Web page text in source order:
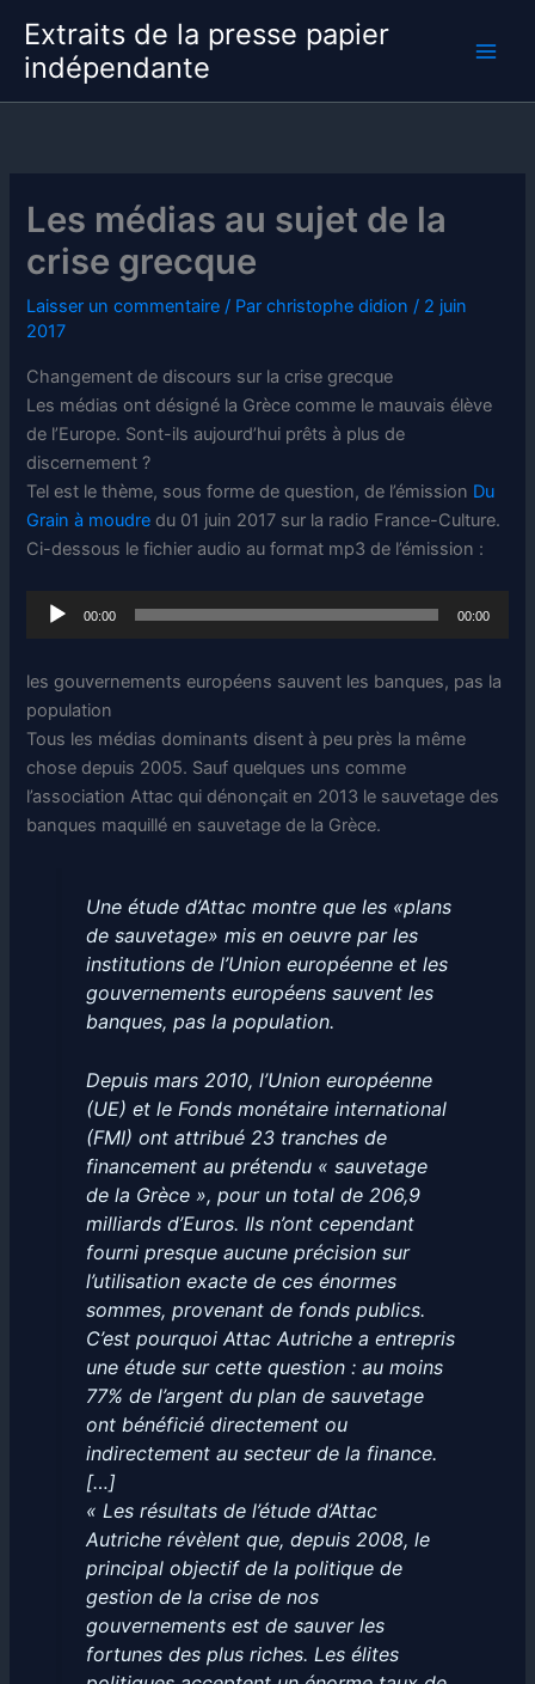
contenu
Extraits de la presse papier
indépendante
Les médias au sujet de la
crise grecque
Laisser un commentaire / Parchristophe didion / 2 juin
2017
Changement de discours sur la crise grecque
Les médias ont désigné la Grèce comme le mauvais élève
de l’Europe. Sont-ils aujourd’hui prêts à plus de
discernement ?
Tel est le thème, sous forme de question, de l’émission Du
Grain à moudre du 01 juin 2017 sur la radio France-Culture.
Ci-dessous le fichier audio au format mp3 de l’émission :
Lecteur
00:00 00:00
les gouvernements européens sauvent les banques, pas la
population
Tous les médias dominants disent à peu près la même
chose depuis 2005. Sauf quelques uns comme
l’association Attac qui dénonçait en 2013 le sauvetage des
banques maquillé en sauvetage de la Grèce.
Une étude d’Attac montre que les «plans
de sauvetage» mis en oeuvre par les
institutions de l’Union européenne et les
gouvernements européens sauvent les
banques, pas la population.
Depuis mars 2010, l’Union européenne
(UE) et le Fonds monétaire international
(FMI) ont attribué 23 tranches de
financement au prétendu « sauvetage
de la Grèce », pour un total de 206,9
milliards d’Euros. Ils n’ont cependant
fourni presque aucune précision sur
l’utilisation exacte de ces énormes
sommes, provenant de fonds publics.
C’est pourquoi Attac Autriche a entrepris
une étude sur cette question : au moins
77% de l’argent du plan de sauvetage
ont bénéficié directement ou
indirectement au secteur de la finance.
[…]
« Les résultats de l’étude d’Attac
Autriche révèlent que, depuis 2008, le
principal objectif de la politique de
gestion de la crise de nos
gouvernements est de sauver les
fortunes des plus riches. Les élites